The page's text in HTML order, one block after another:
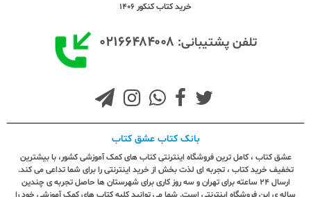
خرید کتاب کنکور 1406
تلفن پشتیبانی: ۰۲۱۶۶۴۸۴۰۰۸
بانک کتاب عشق کتاب
عشق کتاب ، کامل ترین فروشگاه اینترنتی کتاب های کمک آموزشی کشور، با بیشترین
تخفیف خرید کتاب ، تجربه ای لذت بخش از خرید اینترنتی را برای شما تداعی می کند.
ارسال ٢٤ ساعته برای تهران و سه روز کاری برای شهرستان ها حاصل تجربه ی چندین
ساله ی این فروشگاه اینترنتی است. شما می توانید کلیه کتاب های کمک آموزشی خود را